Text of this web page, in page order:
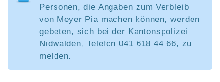
Personen, die Angaben zum Verbleib
von Meyer Pia machen können, werden
gebeten, sich bei der Kantonspolizei
Nidwalden, Telefon 041 618 44 66, zu
melden.